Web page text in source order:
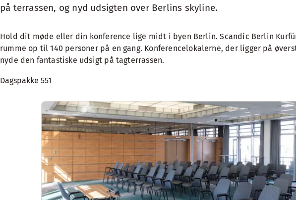
på terrassen, og nyd udsigten over Berlins skyline.
Hold dit møde eller din konference lige midt i byen Berlin. Scandic Berlin
rumme op til 140 personer på en gang. Konferencelokalerne, der ligger på
nyde den fantastiske udsigt på tagterrassen.
Dagspakke 551